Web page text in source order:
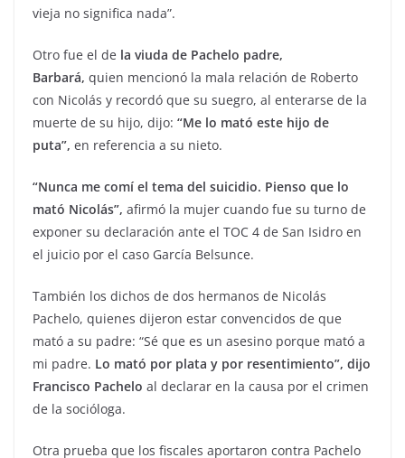
vieja no significa nada”.
Otro fue el de la viuda de Pachelo padre,
Barbará, quien mencionó la mala relación de Roberto
con Nicolás y recordó que su suegro, al enterarse de la
muerte de su hijo, dijo: “Me lo mató este hijo de
puta”, en referencia a su nieto.
“Nunca me comí el tema del suicidio. Pienso que lo
mató Nicolás”, afirmó la mujer cuando fue su turno de
exponer su declaración ante el TOC 4 de San Isidro en
el juicio por el caso García Belsunce.
También los dichos de dos hermanos de Nicolás
Pachelo, quienes dijeron estar convencidos de que
mató a su padre: “Sé que es un asesino porque mató a
mi padre. Lo mató por plata y por resentimiento”, dijo
Francisco Pachelo al declarar en la causa por el crimen
de la socióloga.
Otra prueba que los fiscales aportaron contra Pachelo